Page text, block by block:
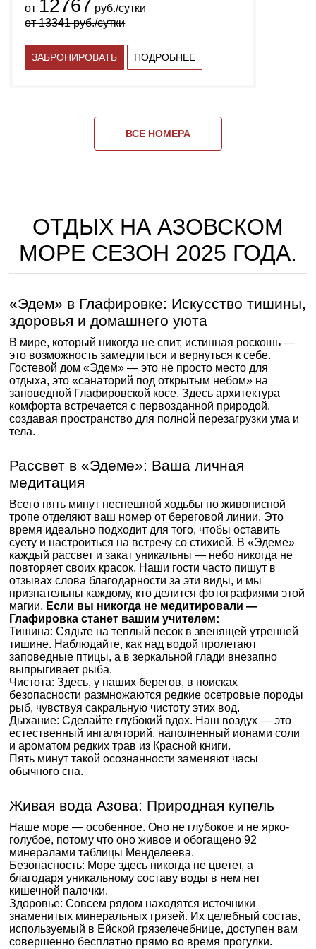
от 12767 руб./сутки
от13341руб./сутки
ЗАБРОНИРОВАТЬ ПОДРОБНЕЕ
ВСЕ НОМЕРА
ОТДЫХ НА АЗОВСКОМ
МОРЕ СЕЗОН 2025 ГОДА.
«Эдем» в Глафировке: Искусство тишины,
здоровья и домашнего уюта
В мире, который никогда не спит, истинная роскошь —
это возможность замедлиться и вернуться к себе.
Гостевой дом «Эдем» — это не просто место для
отдыха, это «санаторий под открытым небом» на
заповедной Глафировской косе. Здесь архитектура
комфорта встречается с первозданной природой,
создавая пространство для полной перезагрузки ума и
тела.
Рассвет в «Эдеме»: Ваша личная
медитация
Всего пять минут неспешной ходьбы по живописной
тропе отделяют ваш номер от береговой линии. Это
время идеально подходит для того, чтобы оставить
суету и настроиться на встречу со стихией. В «Эдеме»
каждый рассвет и закат уникальны — небо никогда не
повторяет своих красок. Наши гости часто пишут в
отзывах слова благодарности за эти виды, и мы
признательны каждому, кто делится фотографиями этой
магии. Если вы никогда не медитировали —
Глафировка станет вашим учителем:
Тишина: Сядьте на теплый песок в звенящей утренней
тишине. Наблюдайте, как над водой пролетают
заповедные птицы, а в зеркальной глади внезапно
выпрыгивает рыба.
Чистота: Здесь, у наших берегов, в поисках
безопасности размножаются редкие осетровые породы
рыб, чувствуя сакральную чистоту этих вод.
Дыхание: Сделайте глубокий вдох. Наш воздух — это
естественный ингаляторий, наполненный ионами соли
и ароматом редких трав из Красной книги.
Пять минут такой осознанности заменяют часы
обычного сна.
Живая вода Азова: Природная купель
Наше море — особенное. Оно не глубокое и не ярко-
голубое, потому что оно живое и обогащено 92
минералами таблицы Менделеева.
Безопасность: Море здесь никогда не цветет, а
благодаря уникальному составу воды в нем нет
кишечной палочки.
Здоровье: Совсем рядом находятся источники
знаменитых минеральных грязей. Их целебный состав,
используемый в Ейской грязелечебнице, доступен вам
совершенно бесплатно прямо во время прогулки.